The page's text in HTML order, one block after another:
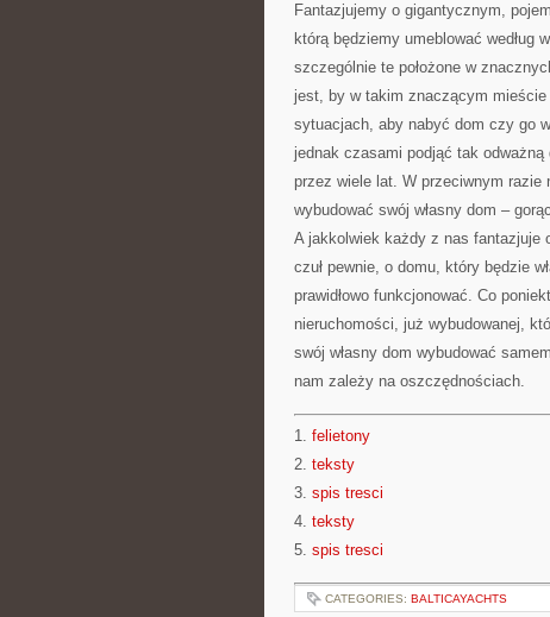
Fantazjujemy o gigantycznym,
którą będziemy umeblować według
szczególnie te położone w
jest, by w takim znaczącym
sytuacjach, aby nabyć dom czy go
jednak czasami podjąć tak
przez wiele lat. W przeciwnym
wybudować swój własny dom –
A jakkolwiek każdy z nas fantazjuje
czuł pewnie, o domu, który będzie
prawidłowo funkcjonować. Co
nieruchomości, już wybudowanej,
swój własny dom wybudować
nam zależy na oszczędnościach.
1. felietony
2. teksty
3. spis tresci
4. teksty
5. spis tresci
CATEGORIES: BALTICAYACHTS